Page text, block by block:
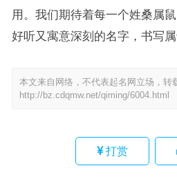
用。我们期待着每一个姓桑属
好听又寓意深刻的名字，书写属
本文来自网络，不代表起名网立场，转
http://bz.cdqmw.net/qiming/6004.html
打赏